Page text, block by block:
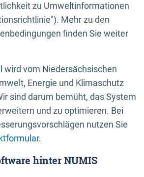
zu Umweltinformationen
Mehr zu den
finden Sie weiter
wird vom Niedersächsischen
Energie und Klimaschutz
sind darum bemüht, das System
und zu optimieren. Bei
nutzen Sie
.
hinter NUMIS